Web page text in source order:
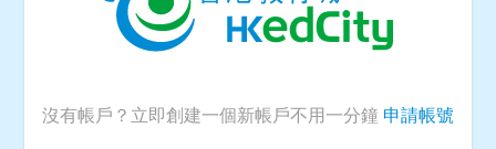
沒有帳戶？立即創建一個新帳戶不用一分鐘 申請帳號